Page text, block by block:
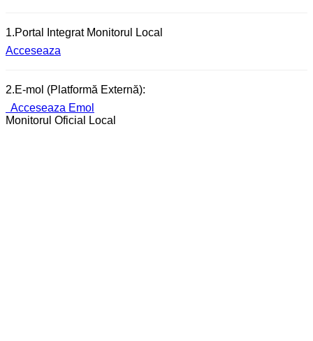
1.Portal Integrat Monitorul Local
Acceseaza
2.E-mol (Platformă Externă):
Acceseaza Emol
Monitorul Oficial Local